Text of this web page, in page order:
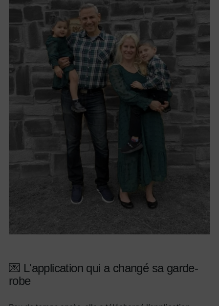
💌 L'application qui a changé sa garde-
robe